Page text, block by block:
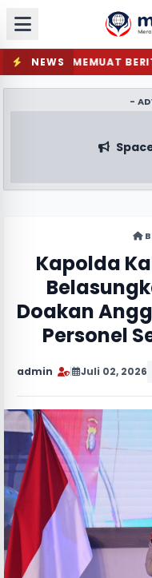
NEWS MEMUAT
-
Kapolda
Doakan
Personel
admin Juli 02, 2026